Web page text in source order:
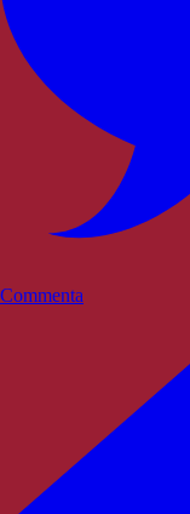
Commenta